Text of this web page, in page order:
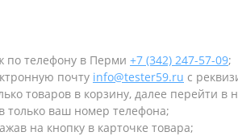
по телефону в Перми +7 (342) 247-57-09;
почту info@tester59.ru с
товаров в корзину, далее перейти в
только ваш номер телефона;
на кнопку в карточке товара;